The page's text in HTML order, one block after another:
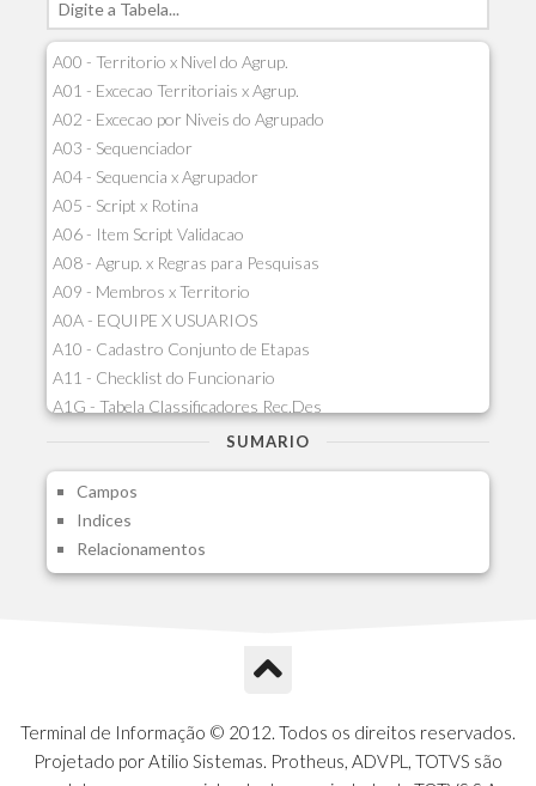
A00 - Territorio x Nivel do Agrup.
A01 - Excecao Territoriais x Agrup.
A02 - Excecao por Niveis do Agrupado
A03 - Sequenciador
A04 - Sequencia x Agrupador
A05 - Script x Rotina
A06 - Item Script Validacao
A08 - Agrup. x Regras para Pesquisas
A09 - Membros x Territorio
A0A - EQUIPE X USUARIOS
A10 - Cadastro Conjunto de Etapas
A11 - Checklist do Funcionario
A1G - Tabela Classificadores Rec.Des
A1H - Itens Tabela Classif.Rec.Desp.
A1J - Itens Aglutinadores Visao
A1N - Tipos de Card
A1O - Cards Dashboard
A1P - Tipos de Charts
A1S - Notificacoes do Vendedor
A1U - Intermediadores
A1V - Schemas - Gestao de Vendas
A1W - Campos do Schema
SUMARIO
Campos
Indices
Relacionamentos
Terminal de Informação © 2012. Todos os direitos reservados.
Projetado por Atilio Sistemas. Protheus, ADVPL, TOTVS são